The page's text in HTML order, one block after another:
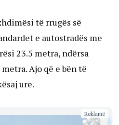
të rrugës së
e autostradës me
23.5 metra, ndërsa
Ajo që e bën të
ure.
Reklamë